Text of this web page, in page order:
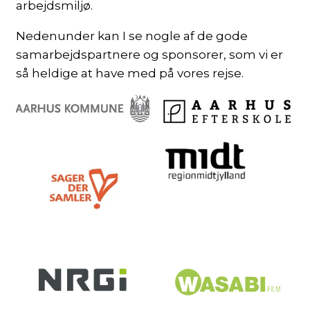
arbejdsmiljø.
Nedenunder kan I se nogle af de gode
samarbejdspartnere og sponsorer, som vi er
så heldige at have med på vores rejse.